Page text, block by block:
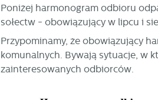
Poniżej harmonogram odbioru
sołectw - obowiązujący w lipcu i
Przypominamy, że obowiązujący
komunalnych. Bywają sytuacje, w
zainteresowanych odbiorców.